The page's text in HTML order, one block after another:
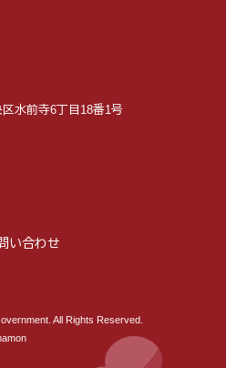
水前寺6丁目18番1号
い合わせ
All Rights Reserved.